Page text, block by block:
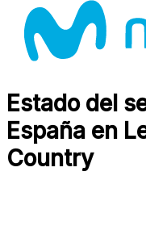
Estado del
España en
Country